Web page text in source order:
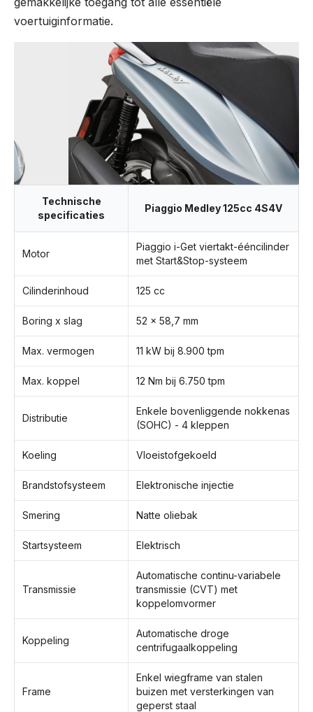
voertuiginformatie.
Technische
specificaties
Piaggio Medley 125cc 4S4V
Motor
Piaggio i-Get viertakt-ééncilinder
met Start&Stop-systeem
Cilinderinhoud 125 cc
Boring x slag 52 x 58,7 mm
Max. vermogen 11 kW bij 8.900 tpm
Max. koppel 12 Nm bij 6.750 tpm
Distributie
Enkele bovenliggende nokkenas
(SOHC) - 4 kleppen
Koeling Vloeistofgekoeld
Brandstofsysteem Elektronische injectie
Smering Natte oliebak
Startsysteem Elektrisch
Transmissie
Automatische continu-variabele
transmissie (CVT) met
koppelomvormer
Koppeling
Automatische droge
centrifugaalkoppeling
Frame
Enkel wiegframe van stalen
buizen met versterkingen van
geperst staal